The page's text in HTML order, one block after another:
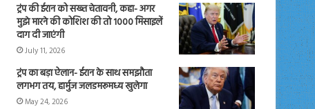
ट्रंप की ईरान को सख्त चेतावनी, कहा- अगर
मुझे मारने की कोशिश की तो 1000 मिसाइलें
दाग दी जाएंगी
July 11, 2026
ट्रंप का बड़ा ऐलान- ईरान के साथ समझौता
लगभग तय, हार्मुज जलडमरूमध्य खुलेगा
May 24, 2026